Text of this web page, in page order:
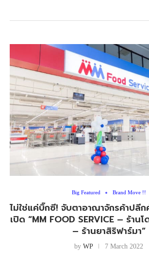
Big Featured Brand Move !!
ไม่ใช่แค่บิ๊กซี! จับตาอาณาจักรค้าปลีก
เปิด “MM FOOD SERVICE – ร้านโ
– ร้านยาสิริฟาร์มา”
by WP 7 March 2022